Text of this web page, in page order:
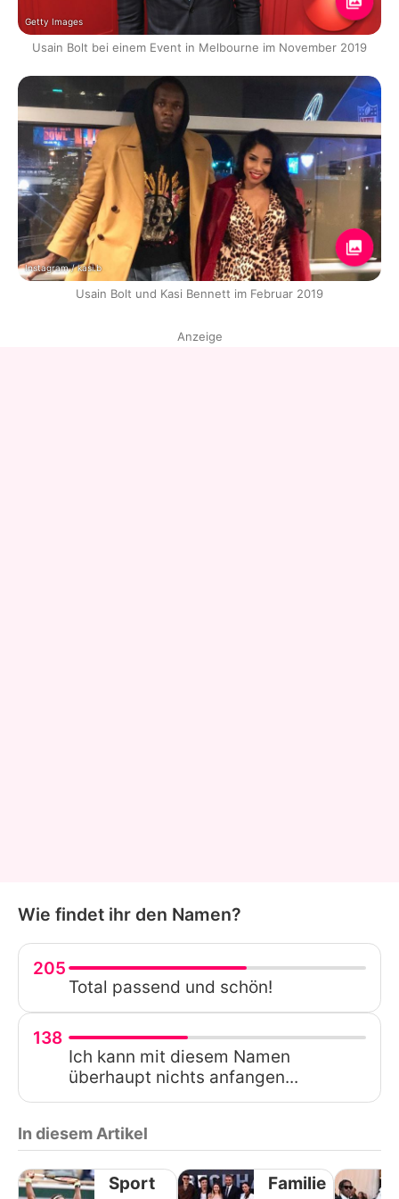
Getty Images
Usain Bolt bei einem Event in Melbourne im November 2019
Instagram / kasi.b
Usain Bolt und Kasi Bennett im Februar 2019
Anzeige
Wie findet ihr den Namen?
205
Total passend und schön!
138
Ich kann mit diesem Namen
überhaupt nichts anfangen...
In diesem Artikel
Sport
Familie